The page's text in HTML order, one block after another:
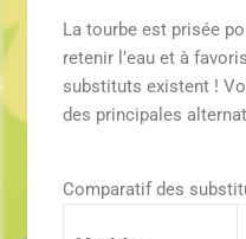
La tourbe est prisée
retenir l’eau et à
substituts existent !
des principales
Comparatif des